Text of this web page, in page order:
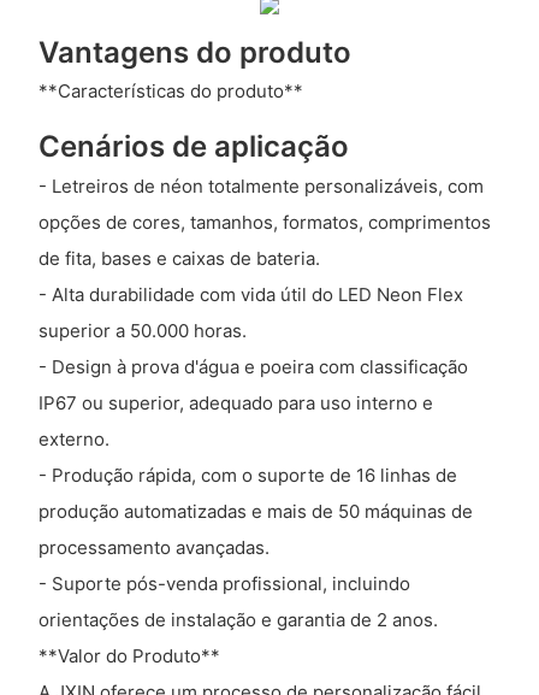
Vantagens do produto
**Características do produto**
Cenários de aplicação
- Letreiros de néon totalmente personalizáveis, com
opções de cores, tamanhos, formatos, comprimentos
de fita, bases e caixas de bateria.
- Alta durabilidade com vida útil do LED Neon Flex
superior a 50.000 horas.
- Design à prova d'água e poeira com classificação
IP67 ou superior, adequado para uso interno e
externo.
- Produção rápida, com o suporte de 16 linhas de
produção automatizadas e mais de 50 máquinas de
processamento avançadas.
- Suporte pós-venda profissional, incluindo
orientações de instalação e garantia de 2 anos.
**Valor do Produto**